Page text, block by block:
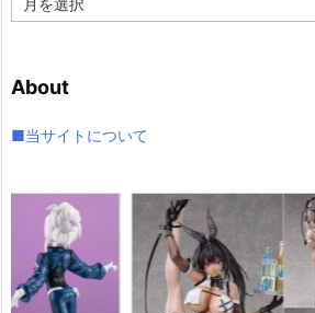
ー
ブ
About
■当サイトについて